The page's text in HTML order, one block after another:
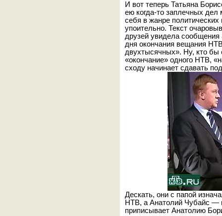
И вот теперь Татьяна
ею когда-то заплечных
себя в жанре
упоительно. Текст
друзей увидела сообщения
дня окончания вещания
двухтысячных». Ну, кто бы
«окончание» одного НТВ,
сходу начинает сдавать
Дескать, они с папой
НТВ, а Анатолий Чубайс —
приписывает Анатолию